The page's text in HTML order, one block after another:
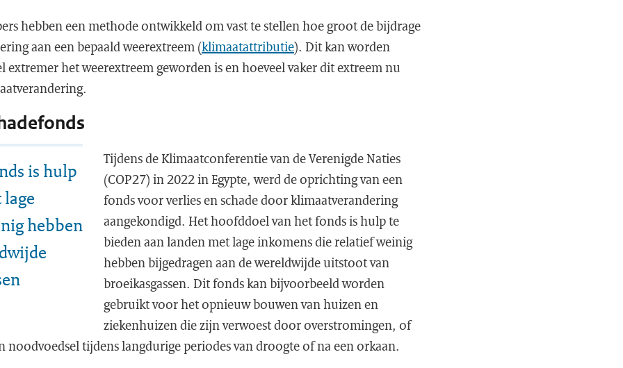
hebben een methode ontwikkeld om vast te stellen hoe groot de bijdrage
aan een bepaald weerextreem (klimaatattributie). Dit kan worden
extremer het weerextreem geworden is en hoeveel vaker dit extreem nu
is hulp
hebben
Tijdens de Klimaatconferentie van de Verenigde Naties
(COP27) in 2022 in Egypte, werd de oprichting van een
fonds voor verlies en schade door klimaatverandering
aangekondigd. Het hoofddoel van het fonds is hulp te
bieden aan landen met lage inkomens die relatief weinig
hebben bijgedragen aan de wereldwijde uitstoot van
broeikasgassen. Dit fonds kan bijvoorbeeld worden
gebruikt voor het opnieuw bouwen van huizen en
ziekenhuizen die zijn verwoest door overstromingen, of
noodvoedsel tijdens langdurige periodes van droogte of na een orkaan.